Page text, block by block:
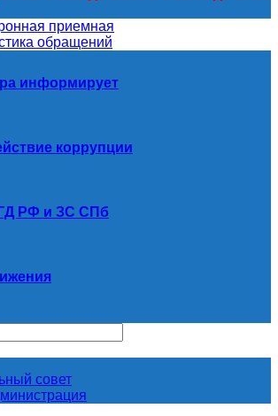
приемная
обращений
информирует
коррупции
РФ и ЗС СПб
совет